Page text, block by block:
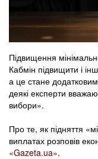
Підвищення
Кабмін підвищити і
а це стане
деякі експерти
вибори».
Про те, як підняття
виплатах розповів
«Gazeta.ua».